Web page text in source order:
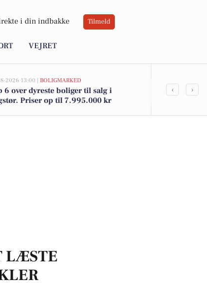
i din indbakke Tilmeld
VEJRET
2026 13:00 | BOLIGMARKED
6 over dyreste boliger til salg i
Priser op til 7.995.000 kr
‹ ›
LÆSTE